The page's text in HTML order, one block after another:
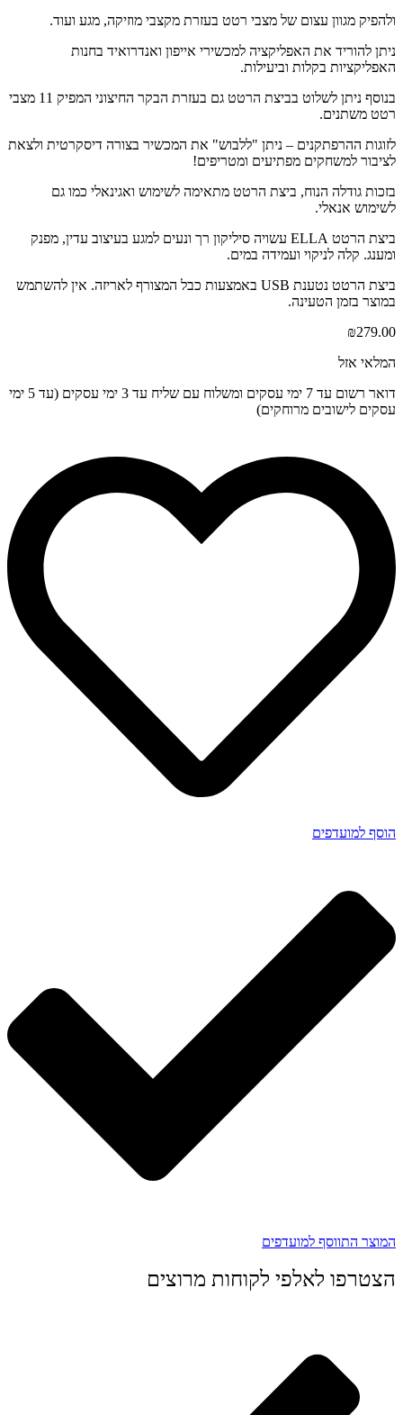
ולהפיק מגוון עצום של מצבי רטט בעזרת מקצבי מוזיקה, מגע ועוד.
ניתן להוריד את האפליקציה למכשירי אייפון ואנדרואיד בחנות
האפליקציות בקלות וביעילות.
בנוסף ניתן לשלוט בביצת הרטט גם בעזרת הבקר החיצוני המפיק 11 מצבי
רטט משתנים.
לזוגות ההרפתקנים – ניתן "ללבוש" את המכשיר בצורה דיסקרטית ולצאת
לציבור למשחקים מפתיעים ומטריפים!
בזכות גודלה הנוח, ביצת הרטט מתאימה לשימוש ואגינאלי כמו גם
לשימוש אנאלי.
ביצת הרטט ELLA עשויה סיליקון רך ונעים למגע בעיצוב עדין, מפנק
ומענג. קלה לניקוי ועמידה במים.
ביצת הרטט נטענת USB באמצעות כבל המצורף לאריזה. אין להשתמש
במוצר בזמן הטעינה.
₪279.00
המלאי אזל
דואר רשום עד 7 ימי עסקים ומשלוח עם שליח עד 3 ימי עסקים (עד 5 ימי
עסקים לישובים מרוחקים)
הוסף למועדפים
המוצר התווסף למועדפים
הצטרפו לאלפי לקוחות מרוצים